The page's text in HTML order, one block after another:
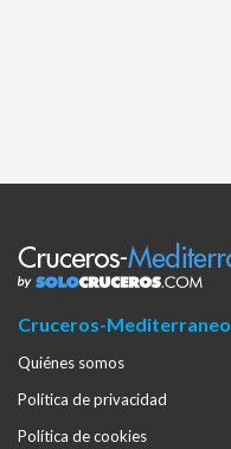
Cruceros-Mediterraneo
Quiénes somos
Política de privacidad
Política de cookies